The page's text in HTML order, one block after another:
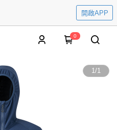
開啟APP
0
1/1